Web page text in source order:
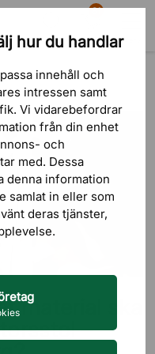
hur du handlar
innehåll och
intressen samt
Vi vidarebefordrar
från din enhet
och
med. Dessa
denna information
samlat in eller som
deras tjänster,
Sök
81
Varukorg Meny
på din kontorsstol – läder,
material ska
–